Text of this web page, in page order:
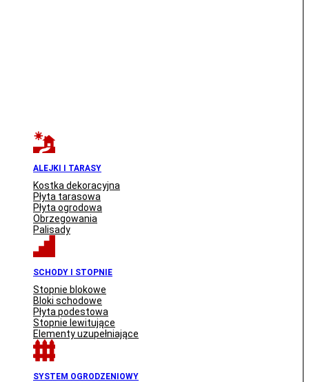
ALEJKI I TARASY
Kostka dekoracyjna
Płyta tarasowa
Płyta ogrodowa
Obrzegowania
Palisady
SCHODY I STOPNIE
Stopnie blokowe
Bloki schodowe
Płyta podestowa
Stopnie lewitujące
Elementy uzupełniające
SYSTEM OGRODZENIOWY